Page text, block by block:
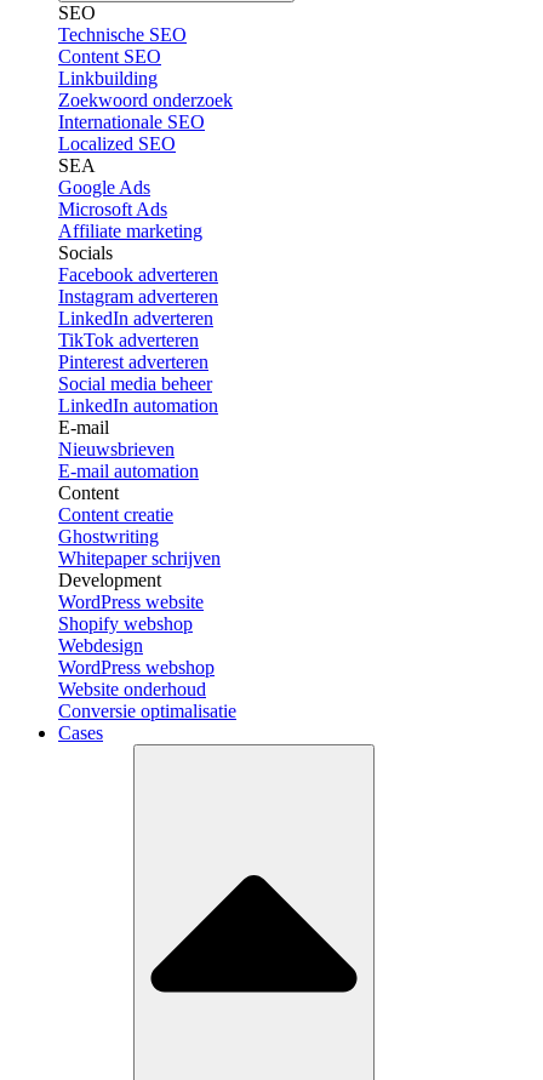
SEO
Technische SEO
Content SEO
Linkbuilding
Zoekwoord onderzoek
Internationale SEO
Localized SEO
SEA
Google Ads
Microsoft Ads
Affiliate marketing
Socials
Facebook adverteren
Instagram adverteren
LinkedIn adverteren
TikTok adverteren
Pinterest adverteren
Social media beheer
LinkedIn automation
E-mail
Nieuwsbrieven
E-mail automation
Content
Content creatie
Ghostwriting
Whitepaper schrijven
Development
WordPress website
Shopify webshop
Webdesign
WordPress webshop
Website onderhoud
Conversie optimalisatie
Cases